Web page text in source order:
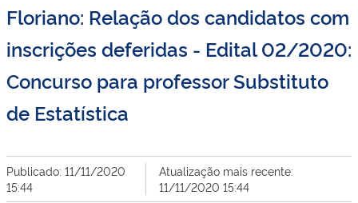
Floriano: Relação dos candidatos com
inscrições deferidas - Edital 02/2020:
Concurso para professor Substituto
de Estatística
Publicado: 11/11/2020
15:44
Atualização mais recente:
11/11/2020 15:44